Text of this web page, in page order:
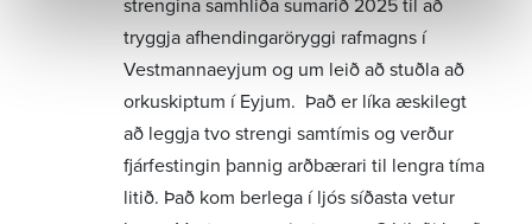
tryggja afhendingaröryggi rafmagns í
Vestmannaeyjum og um leið að stuðla að
orkuskiptum í Eyjum. Það er líka æskilegt
að leggja tvo strengi samtímis og verður
fjárfestingin þannig arðbærari til lengra tíma
litið. Það kom berlega í ljós síðasta vetur